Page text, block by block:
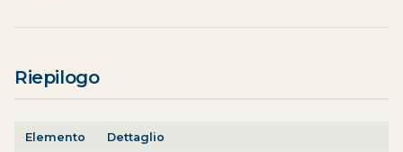
Riepilogo
Elemento Dettaglio